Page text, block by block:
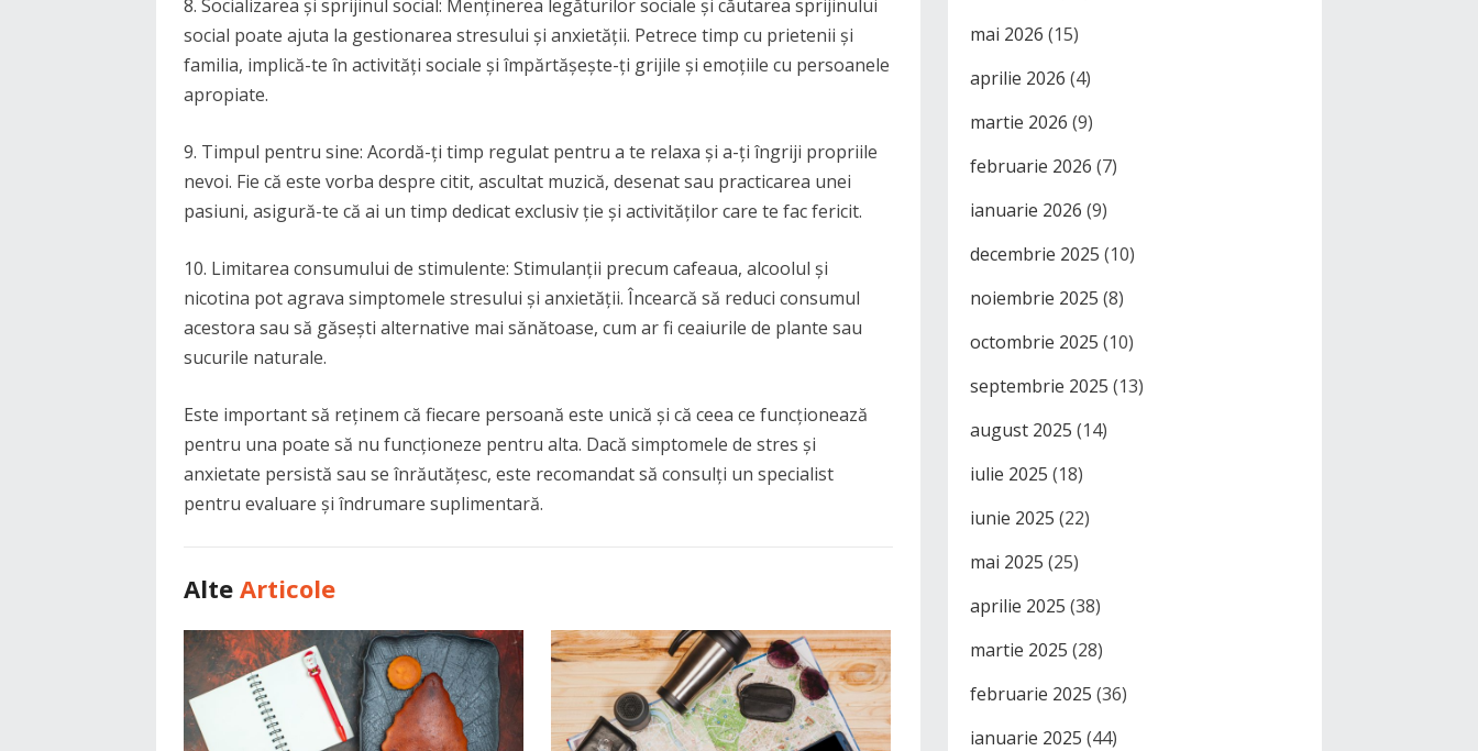
8. Socializarea și sprijinul social: Menținerea legăturilor sociale și căutarea sprijinului
social poate ajuta la gestionarea stresului și anxietății. Petrece timp cu prietenii și
familia, implică-te în activități sociale și împărtășește-ți grijile și emoțiile cu persoanele
apropiate.
9. Timpul pentru sine: Acordă-ți timp regulat pentru a te relaxa și a-ți îngriji propriile
nevoi. Fie că este vorba despre citit, ascultat muzică, desenat sau practicarea unei
pasiuni, asigură-te că ai un timp dedicat exclusiv ție și activităților care te fac fericit.
10. Limitarea consumului de stimulente: Stimulanții precum cafeaua, alcoolul și
nicotina pot agrava simptomele stresului și anxietății. Încearcă să reduci consumul
acestora sau să găsești alternative mai sănătoase, cum ar fi ceaiurile de plante sau
sucurile naturale.
Este important să reținem că fiecare persoană este unică și că ceea ce funcționează
pentru una poate să nu funcționeze pentru alta. Dacă simptomele de stres și
anxietate persistă sau se înrăutățesc, este recomandat să consulți un specialist
pentru evaluare și îndrumare suplimentară.
Alte Articole
mai 2026 (15)
aprilie 2026 (4)
martie 2026 (9)
februarie 2026 (7)
ianuarie 2026 (9)
decembrie 2025 (10)
noiembrie 2025 (8)
octombrie 2025 (10)
septembrie 2025 (13)
august 2025 (14)
iulie 2025 (18)
iunie 2025 (22)
mai 2025 (25)
aprilie 2025 (38)
martie 2025 (28)
februarie 2025 (36)
ianuarie 2025 (44)